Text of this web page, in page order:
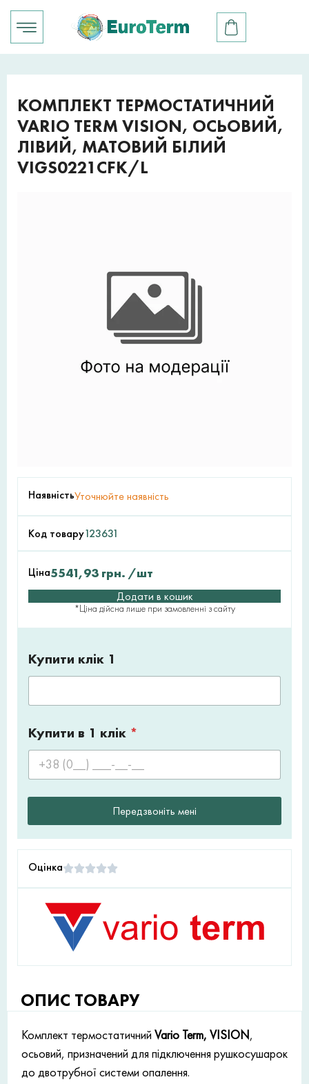
КОМПЛЕКТ ТЕРМОСТАТИЧНИЙ
VARIO TERM VISION, ОСЬОВИЙ,
ЛІВИЙ, МАТОВИЙ БІЛИЙ
VIGS0221CFK/L
НаявністьУточнюйте наявність
Код товару123631
Ціна5541,93 грн. /шт
Додати в кошик
*Ціна дійсна лише при замовленні з сайту
Купити клік 1
Купити в 1 клік *
Передзвоніть мені
Оцінка
ОПИС ТОВАРУ
Комплект термостатичний Vario Term, VISION,
осьовий, призначений для підключення рушкосушарок
до двотрубної системи опалення.